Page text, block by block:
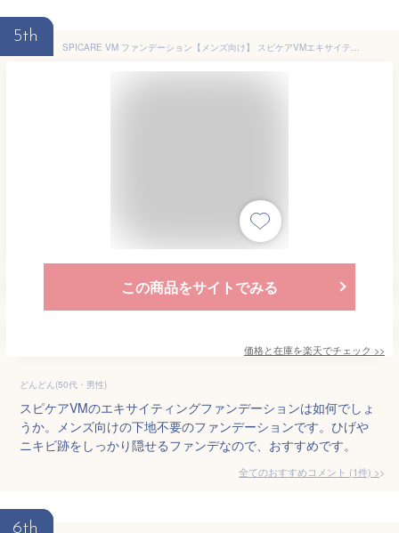
5th
SPICARE VM ファンデーション【メンズ向け】 スピケアVMエキサイティングファンデーション 15g SPF. 37+++ 下地不要 天然針水光注射ファンデーション
この商品をサイトでみる
価格と在庫を楽天でチェック >>
どんどん(50代・男性)
スピケアVMのエキサイティングファンデーションは如何でしょ
うか。メンズ向けの下地不要のファンデーションです。ひげや
ニキビ跡をしっかり隠せるファンデなので、おすすめです。
全てのおすすめコメント (1件) >
6th